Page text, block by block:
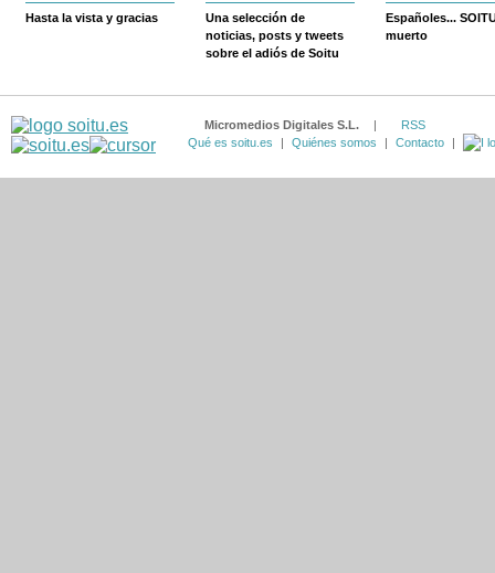
Hasta la vista y gracias
Una selección de
noticias, posts y tweets
sobre el adiós de Soitu
Españoles...
muerto
Micromedios Digitales S.L. |
RSS
Qué es soitu.es
| Quiénes somos | Contacto |